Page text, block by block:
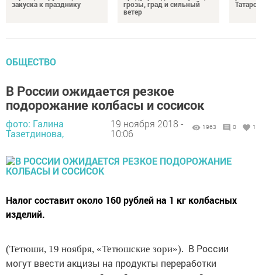
закуска к празднику
грозы, град и сильный
ветер
ОБЩЕСТВО
В России ожидается резкое
подорожание колбасы и сосисок
фото: Галина
Тазетдинова,
19 ноября 2018 -
10:06
1963 0 1
Налог составит около 160 рублей на 1 кг колбасных
изделий.
(Тетюши, 19 ноября, «Тетюшские зори»). В России
могут ввести акцизы на продукты переработки